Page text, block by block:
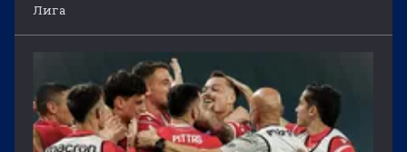
Лига